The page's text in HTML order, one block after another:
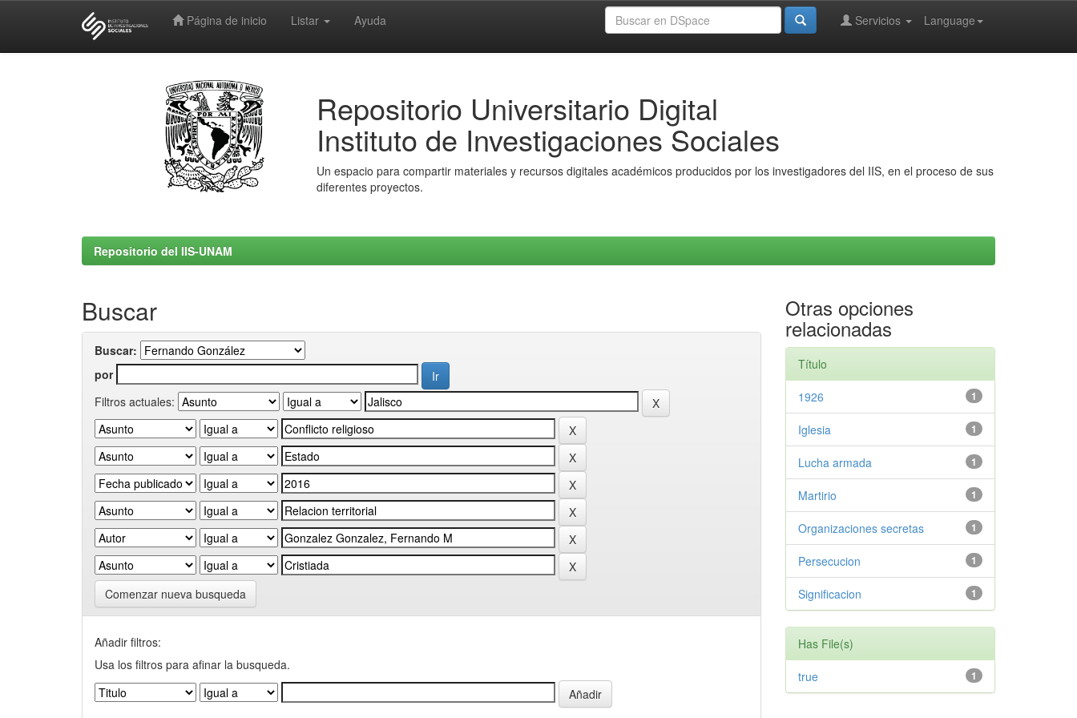
Página de inicio Listar Ayuda Language
Servicios
Repositorio Universitario Digital
Instituto de Investigaciones Sociales
Un espacio para compartir materiales y recursos digitales académicos producidos por los investigadores del IIS, en el proceso de sus
diferentes proyectos.
Repositorio del IIS-UNAM
Buscar
Buscar:
por
Filtros actuales:
Comenzar nueva busqueda
Añadir filtros:
Usa los filtros para afinar la busqueda.
Otras opciones
relacionadas
Título
1
1926
1
Iglesia
1
Lucha armada
1
Martirio
1
Organizaciones secretas
1
Persecucion
1
Significacion
Has File(s)
1
true